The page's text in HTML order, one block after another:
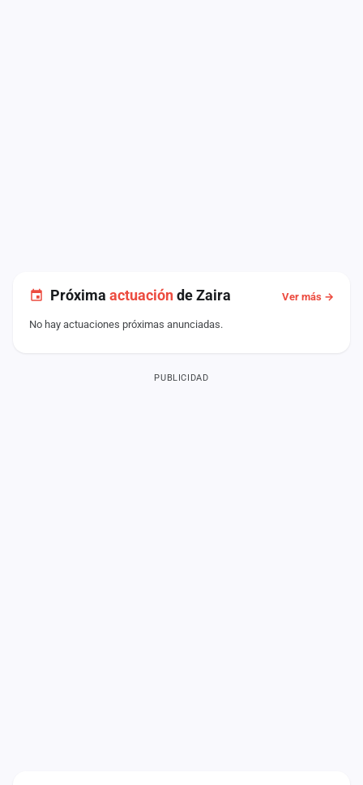
Próxima actuaciónde Zaira Ver más →
No hay actuaciones próximas anunciadas.
PUBLICIDAD